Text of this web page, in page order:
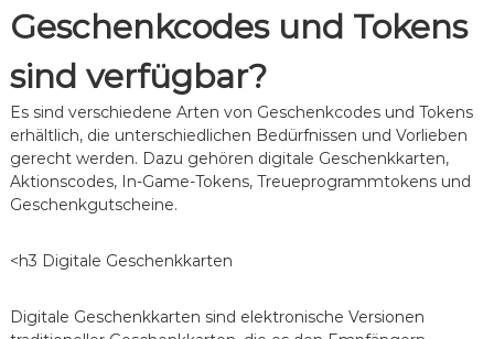
Geschenkcodes und Tokens
sind verfügbar?
Es sind verschiedene Arten von Geschenkcodes und Tokens
erhältlich, die unterschiedlichen Bedürfnissen und Vorlieben
gerecht werden. Dazu gehören digitale Geschenkkarten,
Aktionscodes, In-Game-Tokens, Treueprogrammtokens und
Geschenkgutscheine.
<h3 Digitale Geschenkkarten
Digitale Geschenkkarten sind elektronische Versionen